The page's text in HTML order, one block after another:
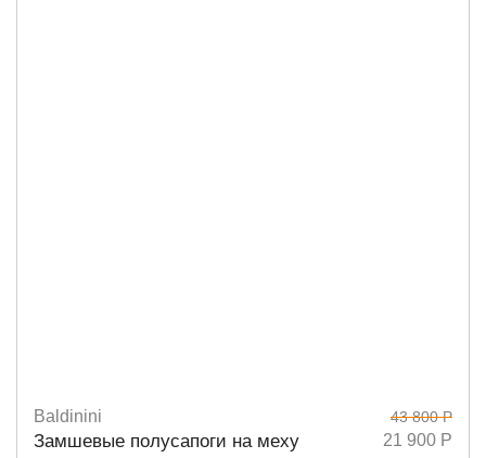
Размеры
Baldinini
Замшевые полусапоги на меху
43 800 Р
21 900 Р